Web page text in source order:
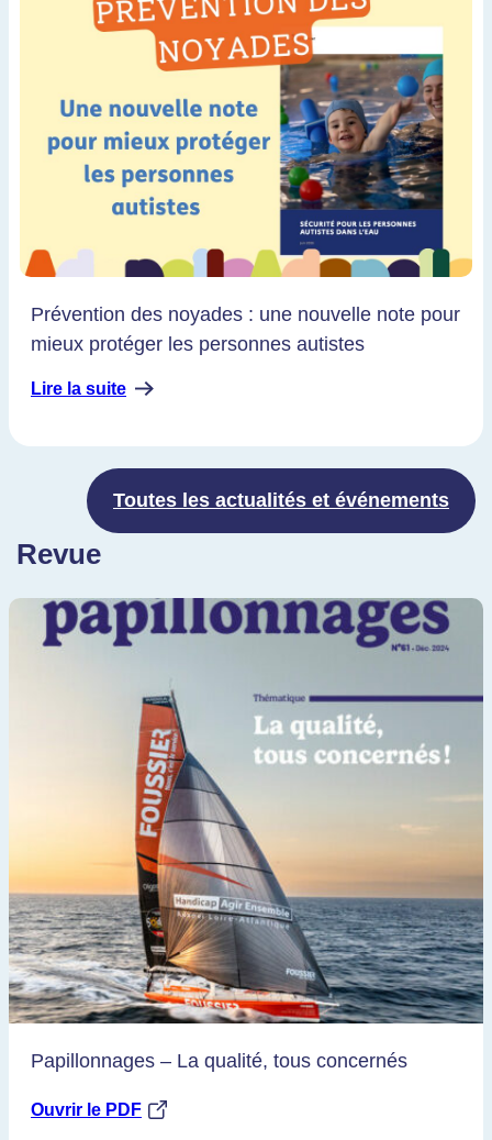
Prévention des noyades : une nouvelle note pour
mieux protéger les personnes autistes
Lire la suite
Toutes les actualités et événements
Revue
Papillonnages – La qualité, tous concernés
Ouvrir le PDF